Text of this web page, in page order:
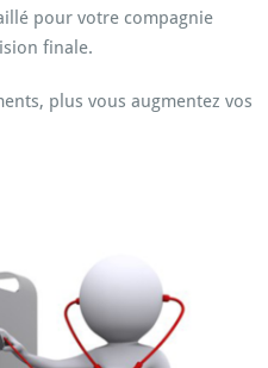
pour votre compagnie
finale.
plus vous augmentez vos